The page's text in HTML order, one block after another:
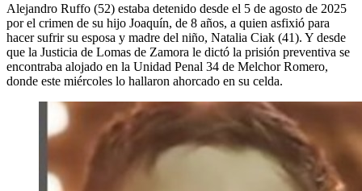
Alejandro Ruffo (52) estaba detenido desde el 5 de agosto de 2025
por el crimen de su hijo Joaquín, de 8 años, a quien asfixió para
hacer sufrir su esposa y madre del niño, Natalia Ciak (41). Y desde
que la Justicia de Lomas de Zamora le dictó la prisión preventiva se
encontraba alojado en la Unidad Penal 34 de Melchor Romero,
donde este miércoles lo hallaron ahorcado en su celda.